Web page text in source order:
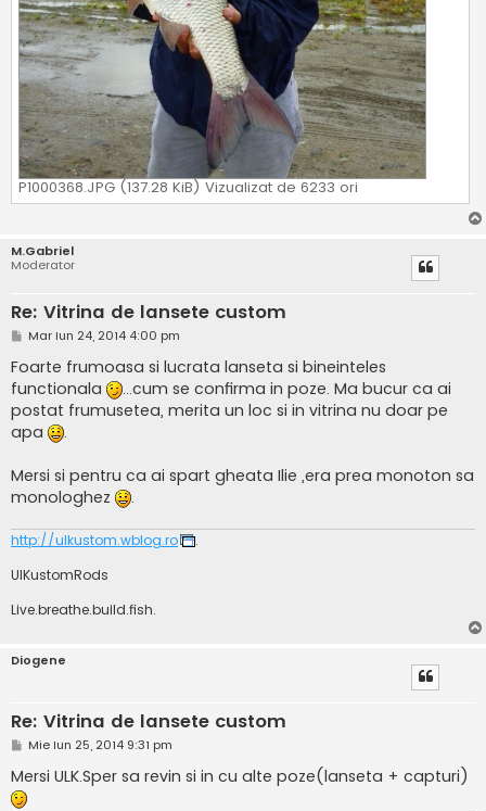
P1000368.JPG (137.28 KiB) Vizualizat de 6233 ori
M.Gabriel
Moderator
Re: Vitrina de lansete custom
M
s
a
j
Mar Iun 24, 2014 4:00 pm
Foarte frumoasa si lucrata lanseta si bineinteles
functionala
...cum se confirma in poze. Ma bucur ca ai
postat frumusetea, merita un loc si in vitrina nu doar pe
apa
.
Mersi si pentru ca ai spart gheata Ilie ,era prea monoton sa
monologhez
.
http://ulkustom.wblog.ro
.
UlKustomRods
Live.breathe.build.fish.
Diogene
Re: Vitrina de lansete custom
M
s
a
j
Mie Iun 25, 2014 9:31 pm
Mersi ULK.Sper sa revin si in cu alte poze(lanseta + capturi)